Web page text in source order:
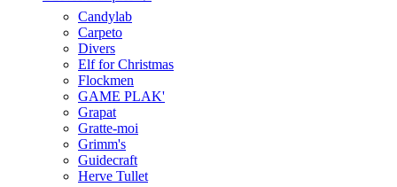
Candylab
Carpeto
Divers
Elf for Christmas
Flockmen
GAME PLAK'
Grapat
Gratte-moi
Grimm's
Guidecraft
Herve Tullet